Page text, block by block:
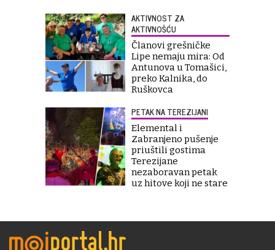
AKTIVNOST ZA
AKTIVNOŠĆU
Članovi grešničke
Lipe nemaju mira: Od
Antunova u Tomašici,
preko Kalnika, do
Ruškovca
PETAK NA TEREZIJANI
Elemental i
Zabranjeno pušenje
priuštili gostima
Terezijane
nezaboravan petak
uz hitove koji ne stare